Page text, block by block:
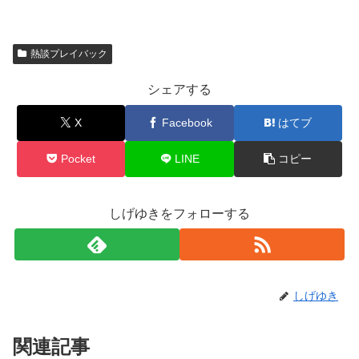
熱談プレイバック
シェアする
X Facebook はてブ
Pocket LINE コピー
しげゆきをフォローする
しげゆき
関連記事